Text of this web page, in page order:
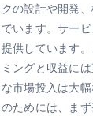
の設計や開発
います。サー
供しています
ングと収益には
市場投入は大
ためには、ま